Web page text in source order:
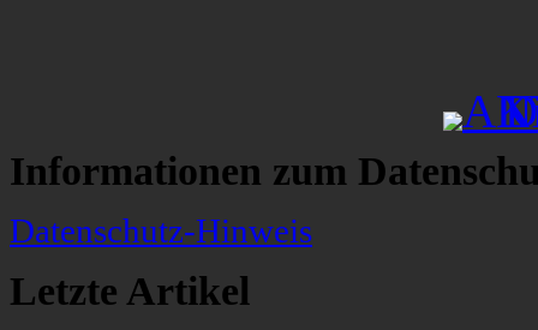
Informationen zum
Datenschutz-Hinweis
Letzte Artikel